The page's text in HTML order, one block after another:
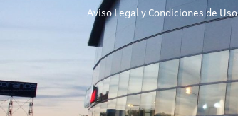
Aviso Legal y Condiciones de Uso